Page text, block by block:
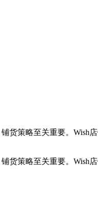
货策略至关重要。Wish
货策略至关重要。Wish